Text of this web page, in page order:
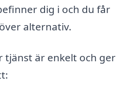
dig i och du får
alternativ.
tjänst är enkelt och ger